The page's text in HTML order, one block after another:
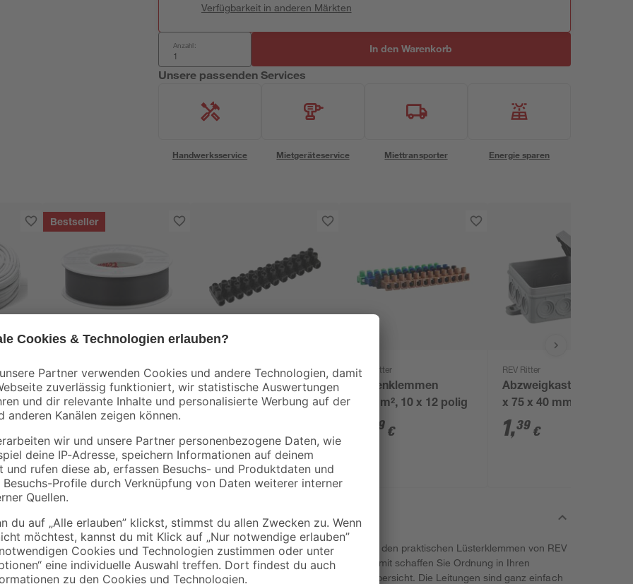
Verfügbarkeit in anderen Märkten
Anzahl: In den Warenkorb
Unsere passenden Services
Handwerksservice Mietgeräteservice Miettransporter Energie sparen
50
Bestseller
REV Ritter
Isolierband schwarz
10 m
2
0,30 € / Meter
REV Ritter
Lüsterklemme 12-
polig, 10mm²
REV Ritter
Dosenklemmen
2,5mm², 10 x 12 polig
99 €
REV Ritter
Abzweigkasten AP 75
x 75 x 40 mm grau
1,39 €
Viele verschiedene Kabelstränge lassen sich mit den praktischen Lüsterklemmen von REV
Ritter verbinden und folglich systematisieren. Damit schaffen Sie Ordnung in Ihren
Schaltkreisen und sorgen für eine einheitliche Übersicht. Die Leitungen sind ganz einfach